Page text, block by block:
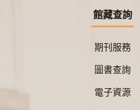
館藏查詢
期刊服務
圖書查詢
電子資源